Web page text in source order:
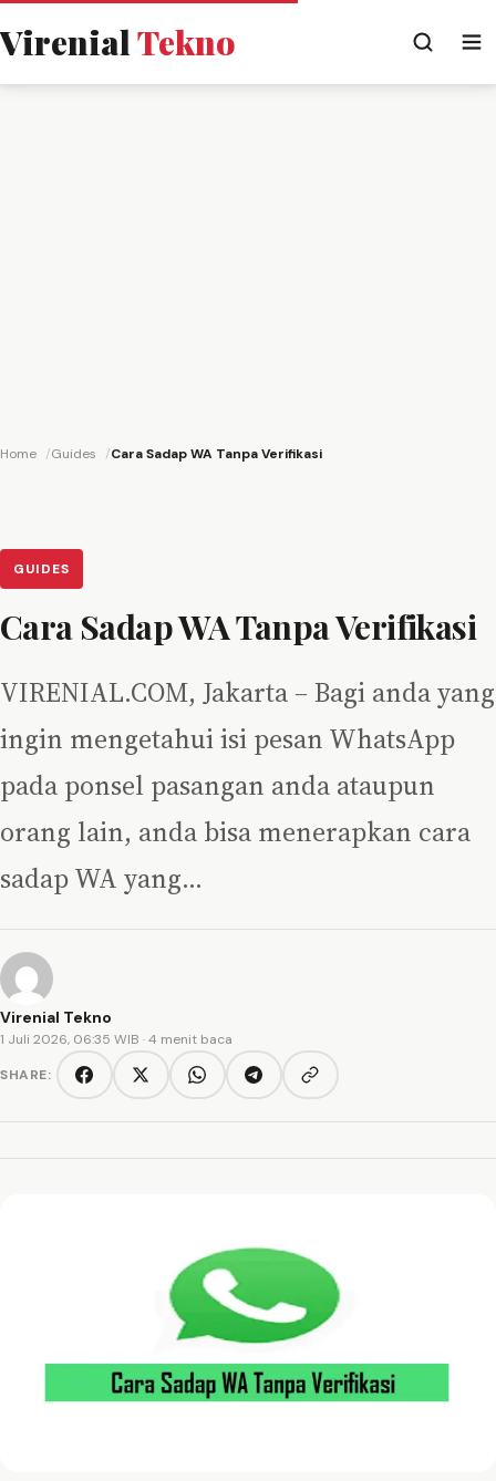
VirenialTekno
Home Guides Cara Sadap WA Tanpa Verifikasi
GUIDES
Cara Sadap WA Tanpa Verifikasi
VIRENIAL.COM, Jakarta – Bagi anda yang
ingin mengetahui isi pesan WhatsApp
pada ponsel pasangan anda ataupun
orang lain, anda bisa menerapkan cara
sadap WA yang…
Virenial Tekno
1 Juli 2026, 06:35 WIB · 4 menit baca
SHARE:
FacebookTwitter/XWhatsAppTelegramCopy link